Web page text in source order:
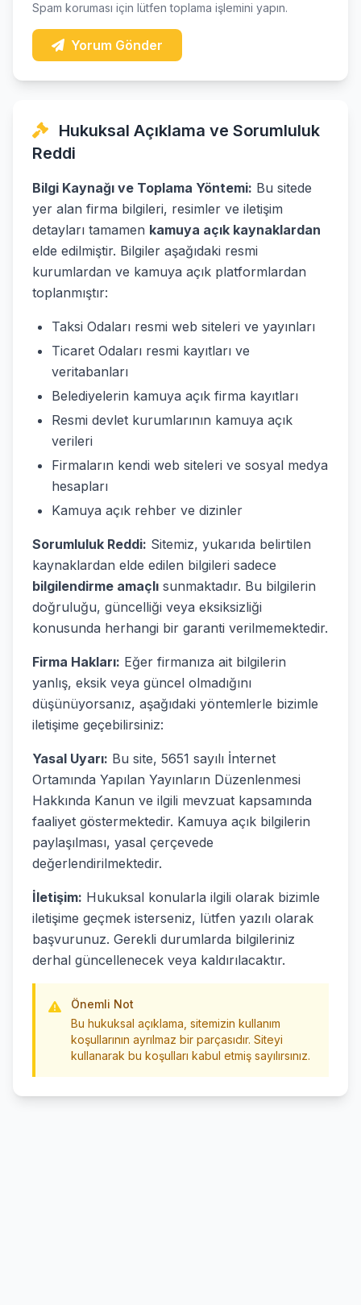
Spam koruması için lütfen toplama işlemini yapın.
Yorum Gönder
Hukuksal Açıklama ve Sorumluluk
Reddi
Bilgi Kaynağı ve Toplama Yöntemi: Bu sitede
yer alan firma bilgileri, resimler ve iletişim
detayları tamamen kamuya açık kaynaklardan
elde edilmiştir. Bilgiler aşağıdaki resmi
kurumlardan ve kamuya açık platformlardan
toplanmıştır:
Taksi Odaları resmi web siteleri ve yayınları
Ticaret Odaları resmi kayıtları ve
veritabanları
Belediyelerin kamuya açık firma kayıtları
Resmi devlet kurumlarının kamuya açık
verileri
Firmaların kendi web siteleri ve sosyal medya
hesapları
Kamuya açık rehber ve dizinler
Sorumluluk Reddi: Sitemiz, yukarıda belirtilen
kaynaklardan elde edilen bilgileri sadece
bilgilendirme amaçlı sunmaktadır. Bu bilgilerin
doğruluğu, güncelliği veya eksiksizliği
konusunda herhangi bir garanti verilmemektedir.
Firma Hakları: Eğer firmanıza ait bilgilerin
yanlış, eksik veya güncel olmadığını
düşünüyorsanız, aşağıdaki yöntemlerle bizimle
iletişime geçebilirsiniz:
Yasal Uyarı: Bu site, 5651 sayılı İnternet
Ortamında Yapılan Yayınların Düzenlenmesi
Hakkında Kanun ve ilgili mevzuat kapsamında
faaliyet göstermektedir. Kamuya açık bilgilerin
paylaşılması, yasal çerçevede
değerlendirilmektedir.
İletişim: Hukuksal konularla ilgili olarak bizimle
iletişime geçmek isterseniz, lütfen yazılı olarak
başvurunuz. Gerekli durumlarda bilgileriniz
derhal güncellenecek veya kaldırılacaktır.
Önemli Not
Bu hukuksal açıklama, sitemizin kullanım
koşullarının ayrılmaz bir parçasıdır. Siteyi
kullanarak bu koşulları kabul etmiş sayılırsınız.